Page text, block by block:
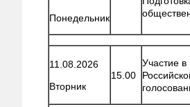
Понедельник
11.08.2026
Вторник
15.00
Участие